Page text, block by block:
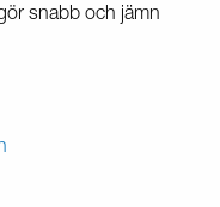
snabb och jämn